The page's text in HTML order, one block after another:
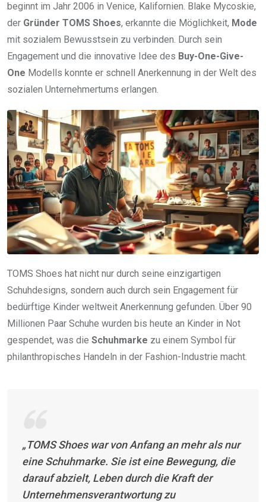
beginnt im Jahr 2006 in Venice, Kalifornien. Blake Mycoskie,
der Gründer TOMS Shoes, erkannte die Möglichkeit, Mode
mit sozialem Bewusstsein zu verbinden. Durch sein
Engagement und die innovative Idee des Buy-One-Give-
One Modells konnte er schnell Anerkennung in der Welt des
sozialen Unternehmertums erlangen.
TOMS Shoes hat nicht nur durch seine einzigartigen
Schuhdesigns, sondern auch durch sein Engagement für
bedürftige Kinder weltweit Anerkennung gefunden. Über 90
Millionen Paar Schuhe wurden bis heute an Kinder in Not
gespendet, was die Schuhmarke zu einem Symbol für
philanthropisches Handeln in der Fashion-Industrie macht.
„TOMS Shoes war von Anfang an mehr als nur
eine Schuhmarke. Sie ist eine Bewegung, die
darauf abzielt, Leben durch die Kraft der
Unternehmensverantwortung zu